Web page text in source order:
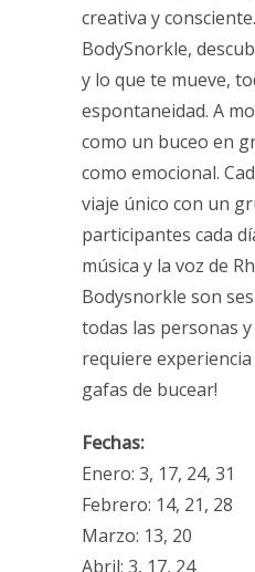
creativa y
BodySnorkle,
y lo que te mueve,
espontaneidad. A
como un buceo en
como emocional.
viaje único con un
participantes cada
música y la voz de
Bodysnorkle son
todas las personas
requiere
gafas de bucear!
Fechas:
Enero: 3, 17, 24, 31
Febrero: 14, 21, 28
Marzo: 13, 20
Abril: 3, 17, 24